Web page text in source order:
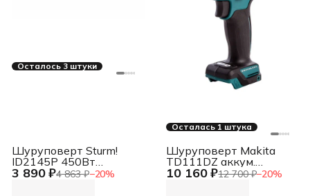
Осталось 3 штуки
3 890 ₽4 863 ₽−20%
Шуруповерт Sturm!
ID2145P 450Вт
патрон:быстрозажимной
Осталась 1 штука
10 160 ₽12 700 ₽−20%
Шуруповерт Makita
TD111DZ аккум.
патрон:шестигр.1/4"